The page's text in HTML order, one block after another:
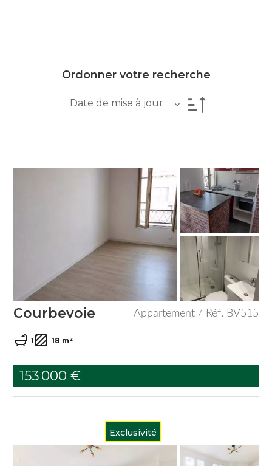
Ordonner votre recherche
Date de mise à jour
Courbevoie Appartement / Réf. BV515
1 18 m²
153 000 €
Exclusivité